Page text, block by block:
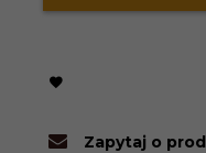
Zapytaj o